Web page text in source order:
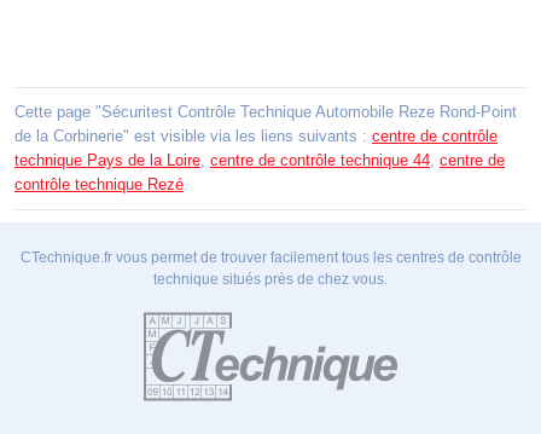
Cette page "Sécuritest Contrôle Technique Automobile Reze Rond-Point
de la Corbinerie" est visible via les liens suivants : centre de contrôle
technique Pays de la Loire centre de contrôle technique 44 centre de
contrôle technique Rezé
CTechnique.fr vous permet de trouver facilement tous les centres de contrôle
technique situés près de chez vous.